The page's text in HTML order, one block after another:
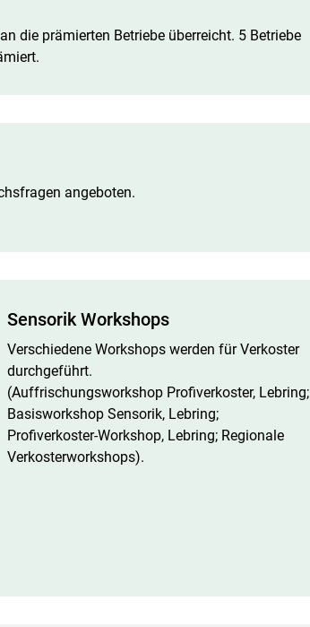
die prämierten Betriebe überreicht. 5 Betriebe
angeboten.
Sensorik Workshops
Verschiedene Workshops werden für Verkoster
durchgeführt.
(Auffrischungsworkshop Profiverkoster, Lebring;
Basisworkshop Sensorik, Lebring;
Profiverkoster-Workshop, Lebring; Regionale
Verkosterworkshops).